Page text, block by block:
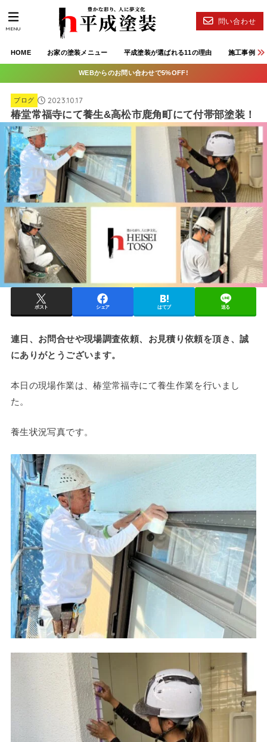
HOME お家の塗装メニュー 平成塗装が選ばれる11の理由 施工事例
問い合わせ
MENU
WEBからのお問い合わせで5%OFF!
ブログ 2023.10.17
椿堂常福寺にて養生&高松市鹿角町にて付帯部塗装！
ポスト シェア はてブ 送る
連日、お問合せや現場調査依頼、お見積り依頼を頂き、誠
にありがとうございます。
本日の現場作業は、椿堂常福寺にて養生作業を行いまし
た。
養生状況写真です。